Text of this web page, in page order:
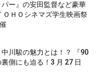
パー』の安田監督など豪華
ＯＨＯシネマズ学生映画祭
川駿の魅力とは！？ 『90
側にも迫る！3 月 27 日